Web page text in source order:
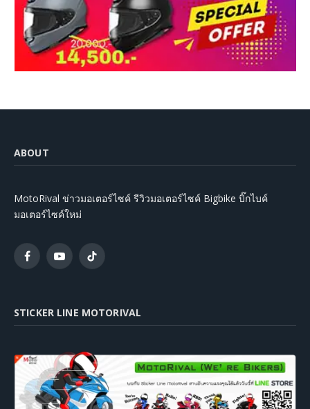
ABOUT
MotoRival ข่าวมอเตอร์ไซค์ รีวิวมอเตอร์ไซค์ Bigbike บิ๊กไบค์
มอเตอร์ไซค์ใหม่
FacebookYouTubeTikTok
STICKER LINE MOTORIVAL